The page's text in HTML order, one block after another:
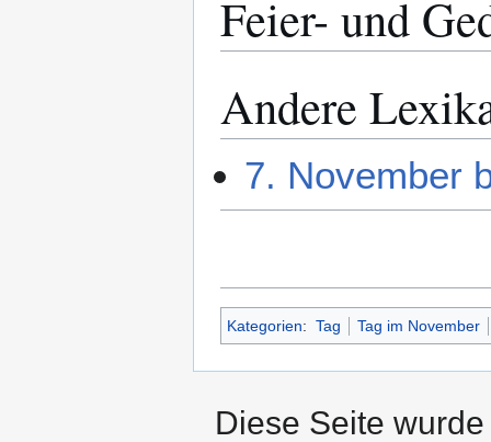
Feier- und
Andere
7. November
Kategorien: Tag Tag im November
Diese Seite